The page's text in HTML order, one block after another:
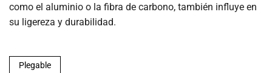
como el aluminio o la fibra de carbono, también influye en
su ligereza y durabilidad.
Plegable